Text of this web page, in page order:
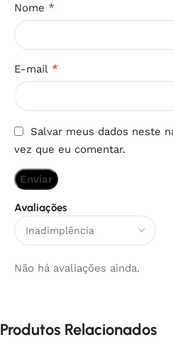
Avaliações
Não há avaliações ainda.
Nome *
E-mail *
Salvar meus dados neste
vez que eu comentar.
Produtos Relacionados